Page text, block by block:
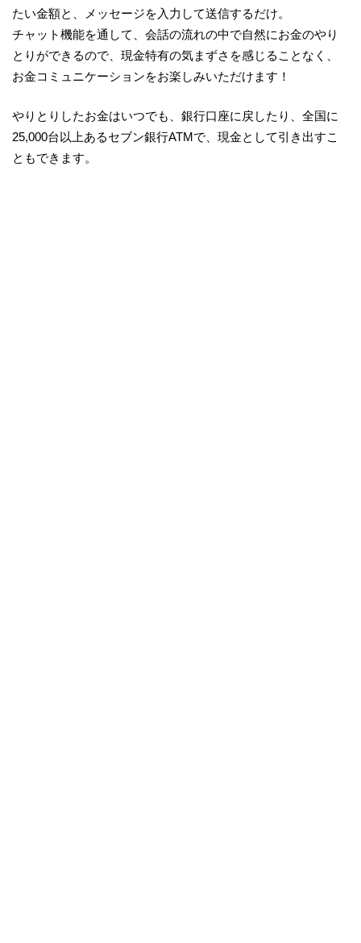
たい金額と、メッセージを入力して送信するだけ。
チャット機能を通して、会話の流れの中で自然にお金のやり
とりができるので、現金特有の気まずさを感じることなく、
お金コミュニケーションをお楽しみいただけます！
やりとりしたお金はいつでも、銀行口座に戻したり、全国に
25,000台以上あるセブン銀行ATMで、現金として引き出すこ
ともできます。